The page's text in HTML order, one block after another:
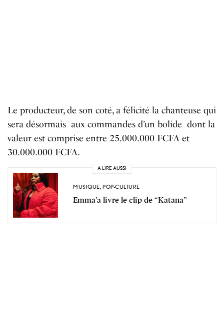
Le producteur,de son coté, a félicité la chanteuse qui
seradésormais aux commandes d’un bolide dont la
valeur est comprise entre 25.000.000 FCFA et
30.000.000 FCFA.
A LIRE AUSSI
MUSIQUE, POP-CULTURE
Emma’a livre le clip de “Katana”